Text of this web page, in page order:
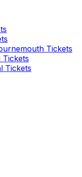
Tickets
Tickets
Tickets